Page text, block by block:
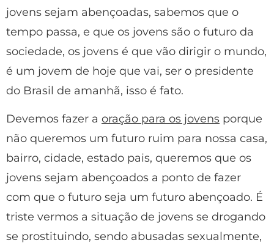
jovens sejam abençoadas, sabemos que o
tempo passa, e que os jovens são o futuro da
sociedade, os jovens é que vão dirigir o mundo,
é um jovem de hoje que vai, ser o presidente
do Brasil de amanhã, isso é fato.
Devemos fazer a oração para os jovens porque
não queremos um futuro ruim para nossa casa,
bairro, cidade, estado pais, queremos que os
jovens sejam abençoados a ponto de fazer
com que o futuro seja um futuro abençoado. É
triste vermos a situação de jovens se drogando
se prostituindo, sendo abusadas sexualmente,